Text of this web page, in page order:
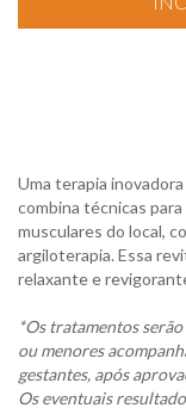
Uma terapia
combina técnicas
musculares do local,
argiloterapia. Essa
relaxante e
*Os tratamentos
ou menores
gestantes, após
Os eventuais